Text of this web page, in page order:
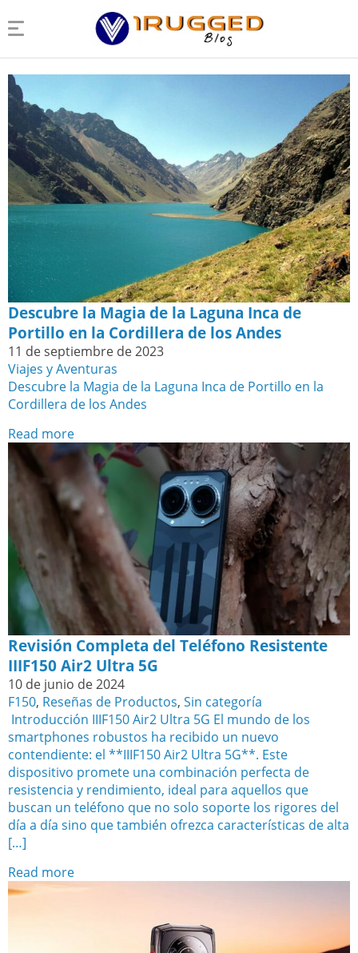
Descubre la Magia de la Laguna Inca de
Portillo en la Cordillera de los Andes
11 de septiembre de 2023
Viajes y Aventuras
Descubre la Magia de la Laguna Inca de Portillo en la
Cordillera de los Andes
Read more
Revisión Completa del Teléfono Resistente
IIIF150 Air2 Ultra 5G
10 de junio de 2024
F150, Reseñas de Productos, Sin categoría
Introducción IIIF150 Air2 Ultra 5G El mundo de los
smartphones robustos ha recibido un nuevo
contendiente: el **IIIF150 Air2 Ultra 5G**. Este
dispositivo promete una combinación perfecta de
resistencia y rendimiento, ideal para aquellos que
buscan un teléfono que no solo soporte los rigores del
día a día sino que también ofrezca características de alta
[…]
Read more